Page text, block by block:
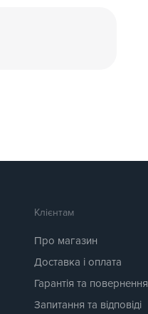
Клієнтам
Про магазин
Доставка і оплата
Гарантія та повернення
Запитання та відповіді